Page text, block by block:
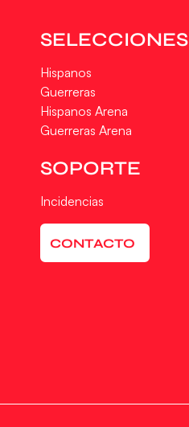
SELECCIONES
Hispanos
Guerreras
Hispanos Arena
Guerreras Arena
SOPORTE
Incidencias
CONTACTO